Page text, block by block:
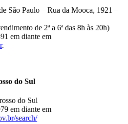
São Paulo – Rua da Mooca, 1921 –
de 2ª a 6ª das 8h às 20h)
em diante em
.
do Sul
do Sul
em diante em
search/